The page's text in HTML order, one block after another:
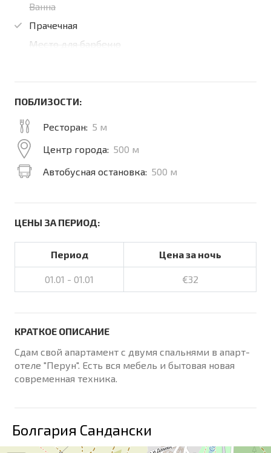
Ванна
Прачечная
Место для барбекю
ПОБЛИЗОСТИ:
Ресторан: 5 м
Центр города: 500 м
Автобусная остановка: 500 м
ЦЕНЫ ЗА ПЕРИОД:
Период Цена за ночь
01.01 - 01.01 €32
КРАТКОЕ ОПИСАНИЕ
Сдам свой апартамент с двумя спальнями в апарт-
отеле "Перун". Есть вся мебель и бытовая новая
современная техника.
Болгария Сандански